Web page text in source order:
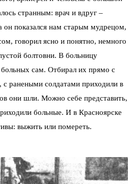
странным: врач и вдруг –
он показался нам старым мудрецом,
говорил ясно и понятно, немного
болтовни. В больницу
сам. Отбирал их прямо с
с ранеными солдатами приходили в
они шли. Можно себе представить,
больные. И в Красноярске
выжить или помереть.